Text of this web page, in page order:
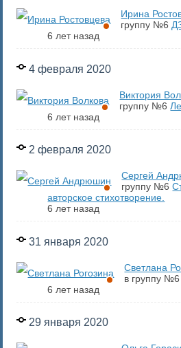
Ирина
группу №6
6 лет назад
4 февраля 2020
Виктория
группу №6
6 лет назад
2 февраля 2020
Сергей
группу №6
авторское стихотворение.
6 лет назад
31 января 2020
Светлана
в группу №6
6 лет назад
29 января 2020